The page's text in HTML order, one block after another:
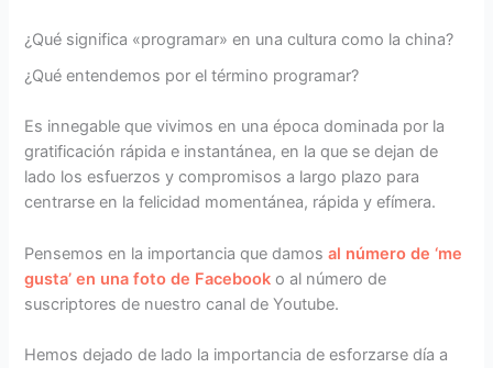
¿Qué significa «programar» en una cultura como la china?
¿Qué entendemos por el término programar?
Es innegable que vivimos en una época dominada por la
gratificación rápida e instantánea, en la que se dejan de
lado los esfuerzos y compromisos a largo plazo para
centrarse en la felicidad momentánea, rápida y efímera.
Pensemos en la importancia que damosal número de ‘me
gusta’ en una foto de Facebook o al número de
suscriptores de nuestro canal de Youtube.
Hemos dejado de lado la importancia de esforzarse día a